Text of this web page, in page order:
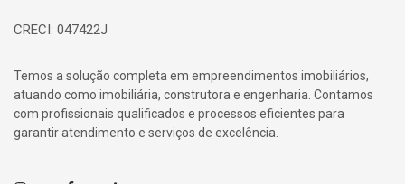
CRECI: 047422J
Temos a solução completa em empreendimentos imobiliários,
atuando como imobiliária, construtora e engenharia. Contamos
com profissionais qualificados e processos eficientes para
garantir atendimento e serviços de excelência.